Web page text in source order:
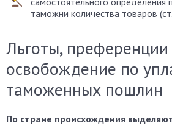
таможни количества товаров
Льготы, преференции
освобождение по
таможенных пошлин
По стране происхождения